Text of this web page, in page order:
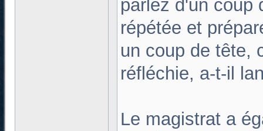
parlez d'un coup
répétée et
un coup de tête,
réfléchie, a-t-il
Le magistrat a